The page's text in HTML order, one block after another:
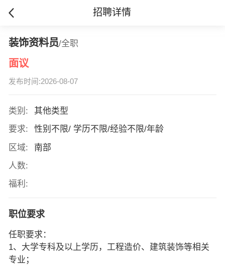
招聘详情
装饰资料员/全职
面议
发布时间:2026-08-07
类别:
其他类型
要求:
性别不限/ 学历不限/经验不限/年龄
区域:
南部
人数:
福利:
职位要求
任职要求：
1、大学专科及以上学历，工程造价、建筑装饰等相关
专业；